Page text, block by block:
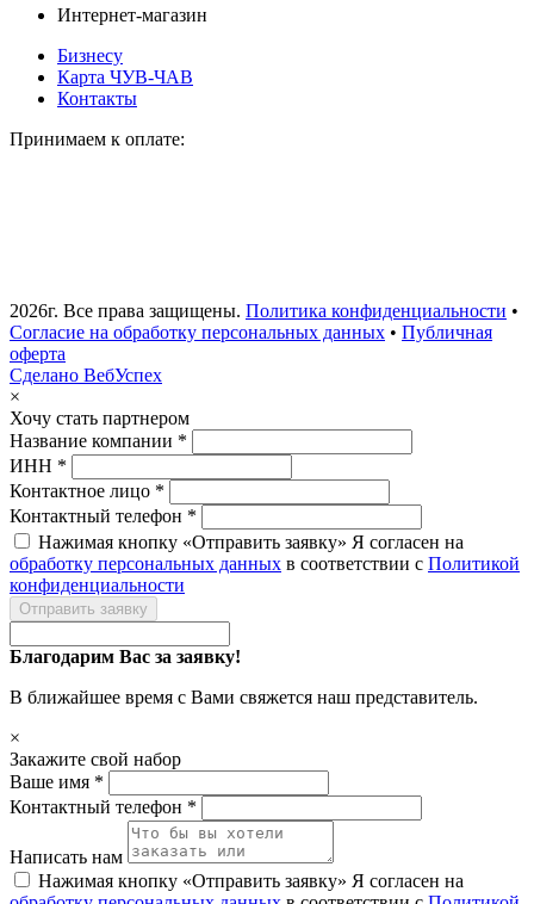
Интернет-магазин
Бизнесу
Карта ЧУВ-ЧАВ
Контакты
Принимаем к оплате:
2026г. Все права защищены. Политика конфиденциальности •
Согласие на обработку персональных данных • Публичная
оферта
Сделано ВебУспех
×
Хочу стать партнером
Название компании *
ИНН *
Контактное лицо *
Контактный телефон *
Нажимая кнопку «Отправить заявку» Я согласен на
обработку персональных данных в соответствии с Политикой
конфиденциальности
Отправить заявку
Благодарим Вас за заявку!
В ближайшее время с Вами свяжется наш представитель.
×
Закажите свой набор
Ваше имя *
Контактный телефон *
Написать нам
Нажимая кнопку «Отправить заявку» Я согласен на